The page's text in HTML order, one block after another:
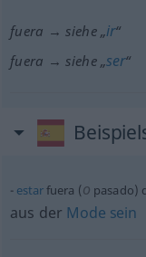
fuera → siehe „ir“
fuera → siehe „ser“
estarfuera (o pasado)
aus der Mode sein